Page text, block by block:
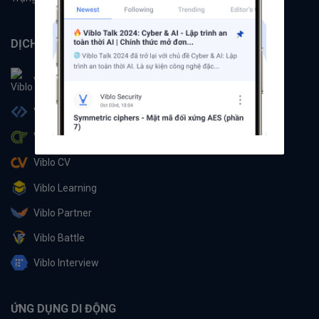
DỊCH VỤ
Viblo
Viblo Code
Viblo CTF
Viblo CV
Viblo Learning
Viblo Partner
Viblo Battle
Viblo Interview
ỨNG DỤNG DI ĐỘNG